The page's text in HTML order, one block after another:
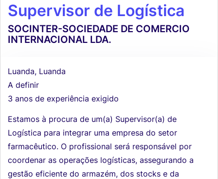
Supervisor de Logística
SOCINTER-SOCIEDADE DE COMERCIO
INTERNACIONAL LDA.
Luanda, Luanda
A definir
3 anos de experiência exigido
Estamos à procura de um(a) Supervisor(a) de
Logística para integrar uma empresa do setor
farmacêutico. O profissional será responsável por
coordenar as operações logísticas, assegurando a
gestão eficiente do armazém, dos stocks e da